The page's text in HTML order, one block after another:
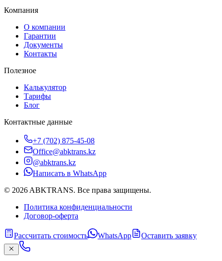
Компания
О компании
Гарантии
Документы
Контакты
Полезное
Калькулятор
Тарифы
Блог
Контактные данные
+7 (702) 875-45-08
Office@abktrans.kz
@abktrans.kz
Написать в WhatsApp
© 2026 ABKTRANS. Все права защищены.
Политика конфиденциальности
Договор-оферта
Рассчитать стоимость WhatsApp Оставить заявку